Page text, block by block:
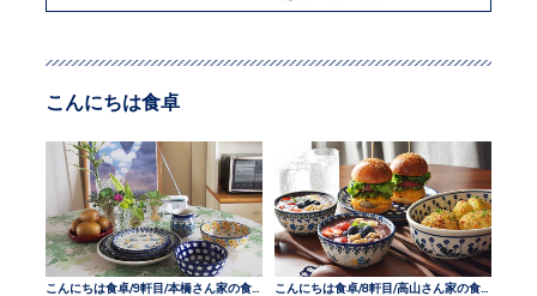
こんにちは食卓
こんにちは食卓/9軒目/本橋さん家の食卓